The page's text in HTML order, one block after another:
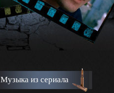
Музыка из сериала